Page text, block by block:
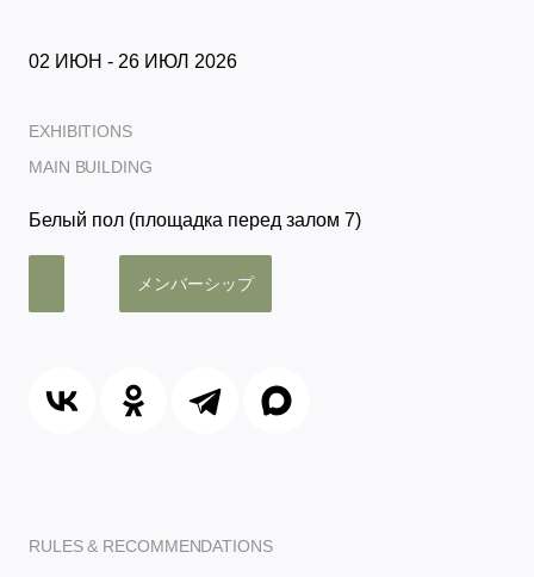
02 ИЮН - 26 ИЮЛ 2026
EXHIBITIONS
MAIN BUILDING
Белый пол (площадка перед залом 7)
メンバーシップ
RULES & RECOMMENDATIONS